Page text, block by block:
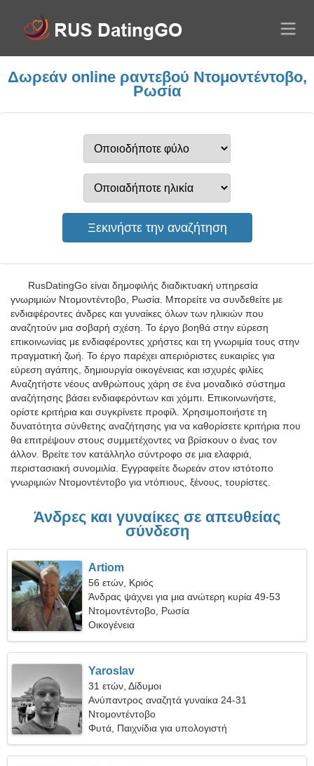
Δωρεάν online ραντεβού Ντομοντέντοβο,
Ρωσία
RusDatingGo είναι δημοφιλής διαδικτυακή υπηρεσία
γνωριμιών Ντομοντέντοβο, Ρωσία. Μπορείτε να συνδεθείτε με
ενδιαφέροντες άνδρες και γυναίκες όλων των ηλικιών που
αναζητούν μια σοβαρή σχέση. Το έργο βοηθά στην εύρεση
επικοινωνίας με ενδιαφέροντες χρήστες και τη γνωριμία τους στην
πραγματική ζωή. Το έργο παρέχει απεριόριστες ευκαιρίες για
εύρεση αγάπης, δημιουργία οικογένειας και ισχυρές φιλίες
Αναζητήστε νέους ανθρώπους χάρη σε ένα μοναδικό σύστημα
αναζήτησης βάσει ενδιαφερόντων και χόμπι. Επικοινωνήστε,
ορίστε κριτήρια και συγκρίνετε προφίλ. Χρησιμοποιήστε τη
δυνατότητα σύνθετης αναζήτησης για να καθορίσετε κριτήρια που
θα επιτρέψουν στους συμμετέχοντες να βρίσκουν ο ένας τον
άλλον. Βρείτε τον κατάλληλο σύντροφο σε μια ελαφριά,
περιστασιακή συνομιλία. Εγγραφείτε δωρεάν στον ιστότοπο
γνωριμιών Ντομοντέντοβο για ντόπιους, ξένους, τουρίστες.
Άνδρες και γυναίκες σε απευθείας
σύνδεση
Artiom
56 ετών, Κριός
Άνδρας ψάχνει για μια ανώτερη κυρία 49-53
Ντομοντέντοβο, Ρωσία
Οικογένεια
Yaroslav
31 ετών, Δίδυμοι
Ανύπαντρος αναζητά γυναίκα 24-31
Ντομοντέντοβο
Φυτά, Παιχνίδια για υπολογιστή